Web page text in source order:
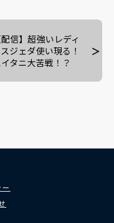
配信】超強いレディ
ジェダ使い現る！
タニ大苦戦！？